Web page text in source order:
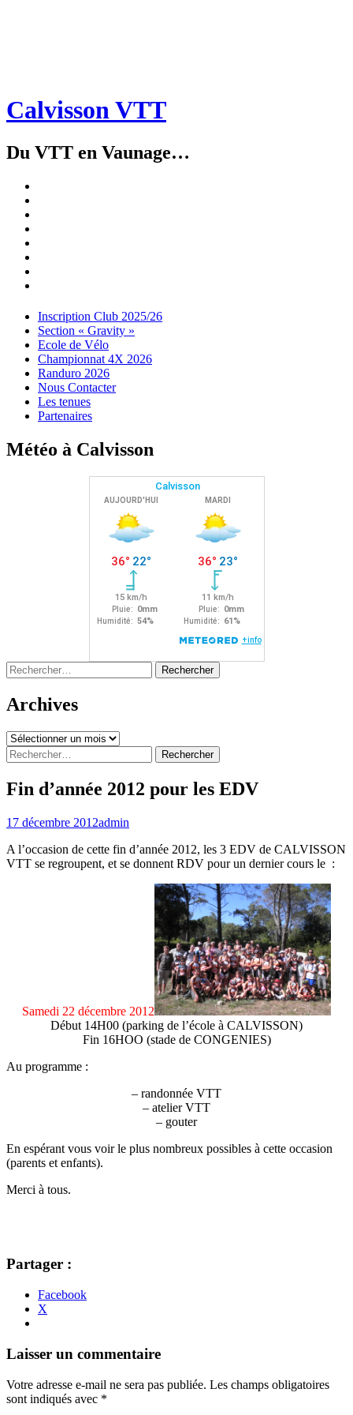
Calvisson VTT
Du VTT en Vaunage…
Menu
Widgets
Recherche
Aller
contenu
Inscription Club 2025/26
Section « Gravity »
Ecole de Vélo
Championnat 4X 2026
Randuro 2026
Nous Contacter
Les tenues
Partenaires
Météo à Calvisson
Rechercher :
Archives
Archives
Rechercher :
Fin d’année 2012 pour les EDV
17 décembre 2012admin
A l’occasion de cette fin d’année 2012, les 3 EDV de CALVISSON
VTT se regroupent, et se donnent RDV pour un dernier cours le :
Samedi 22 décembre 2012
Début 14H00 (parking de l’école à CALVISSON)
Fin 16HOO (stade de CONGENIES)
Au programme :
– randonnée VTT
– atelier VTT
– gouter
En espérant vous voir le plus nombreux possibles à cette occasion
(parents et enfants).
Merci à tous.
Partager :
Facebook
X
Navigation
articles
←
→
Laisser un commentaire
Votre adresse e-mail ne sera pas publiée. Les champs obligatoires
sont indiqués avec *